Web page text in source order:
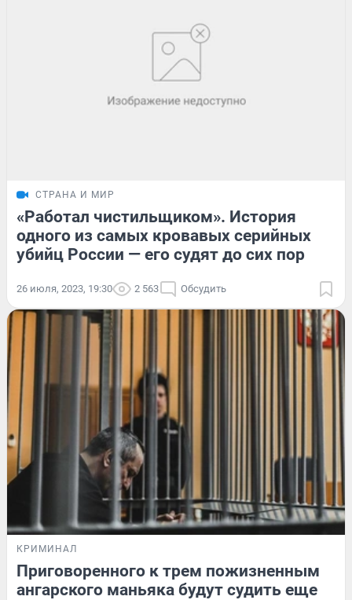
СТРАНА И МИР
«Работал чистильщиком». История
одного из самых кровавых серийных
убийц России — его судят до сих пор
26 июля, 2023, 19:30 2 563 Обсудить
КРИМИНАЛ
Приговоренного к трем пожизненным
ангарского маньяка будут судить еще